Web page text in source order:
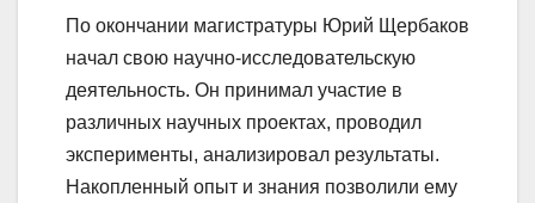
По окончании магистратуры Юрий Щербаков
начал свою научно-исследовательскую
деятельность. Он принимал участие в
различных научных проектах, проводил
эксперименты, анализировал результаты.
Накопленный опыт и знания позволили ему